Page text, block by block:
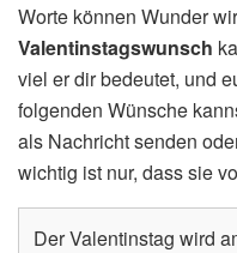
Worte können Wunder
Valentinstagswunsch
viel er dir bedeutet, und
folgenden Wünsche
als Nachricht senden
wichtig ist nur, dass sie
Der Valentinstag wird